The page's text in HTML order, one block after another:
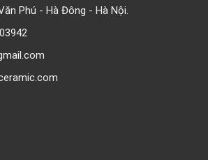
Phú - Hà Đông - Hà Nội.